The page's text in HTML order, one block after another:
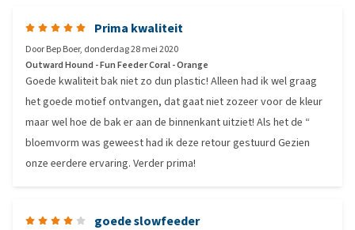
Prima kwaliteit
DoorBep Boer, donderdag 28 mei 2020
Outward Hound - Fun Feeder Coral - Orange
Goede kwaliteit bak niet zo dun plastic! Alleen had ik wel graag
het goede motief ontvangen, dat gaat niet zozeer voor de kleur
maar wel hoe de bak er aan de binnenkant uitziet! Als het de “
bloemvorm was geweest had ik deze retour gestuurd Gezien
onze eerdere ervaring. Verder prima!
goede slowfeeder